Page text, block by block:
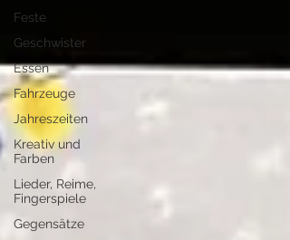
Feste
Geschwister
Essen
Fahrzeuge
Jahreszeiten
Kreativ und
Farben
Lieder, Reime,
Fingerspiele
Gegensätze